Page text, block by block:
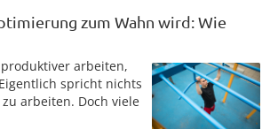
zum Wahn wird: Wie
arbeiten,
spricht nichts
arbeiten. Doch viele